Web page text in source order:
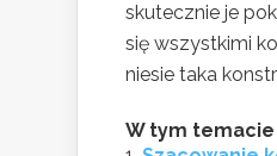
skutecznie je
się wszystkimi
niesie taka
W tym